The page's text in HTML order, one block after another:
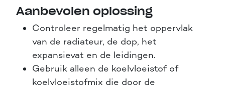
Aanbevolen oplossing
Controleer regelmatig het oppervlak
van de radiateur, de dop, het
expansievat en de leidingen.
Gebruik alleen de koelvloeistof of
koelvloeistofmix die door de